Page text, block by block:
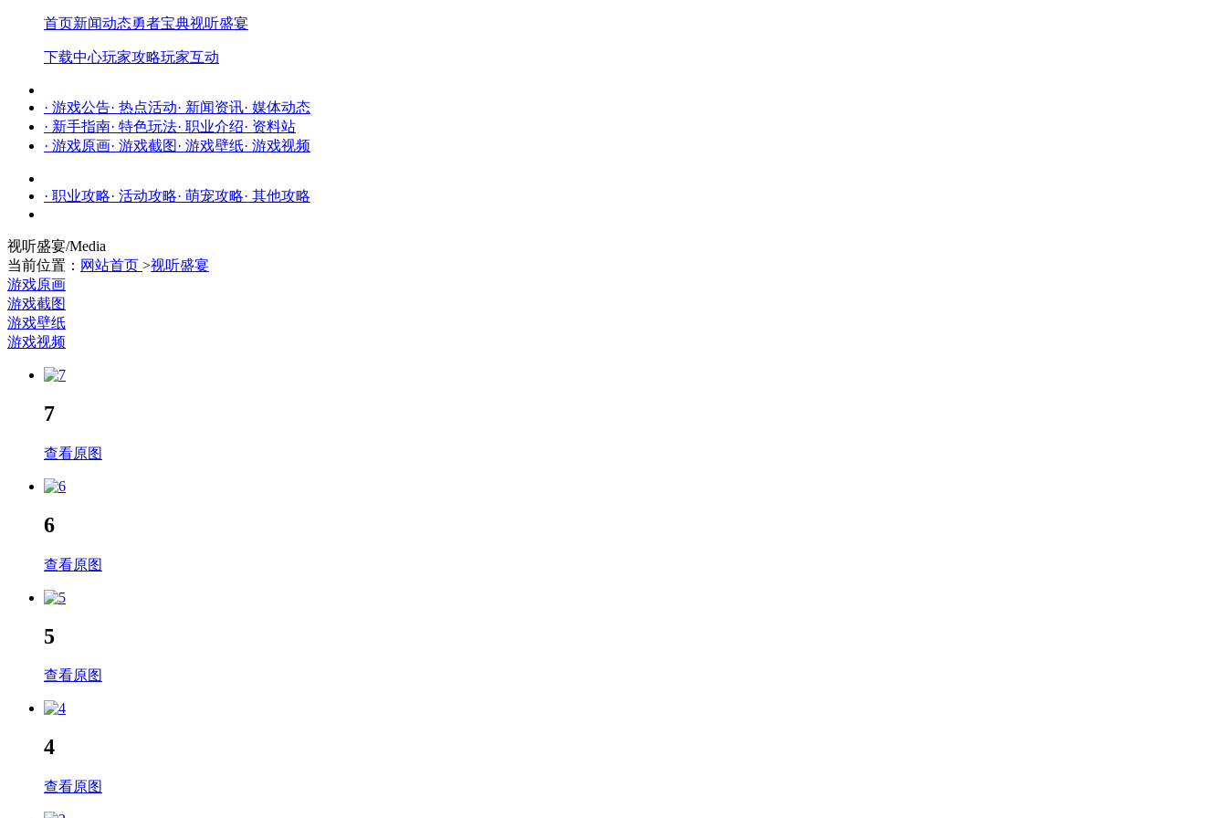
首页新闻动态勇者宝典视听盛宴
下载中心玩家攻略玩家互动
· 游戏公告· 热点活动· 新闻资讯· 媒体动态
· 新手指南· 特色玩法· 职业介绍· 资料站
· 游戏原画· 游戏截图· 游戏壁纸· 游戏视频
· 职业攻略· 活动攻略· 萌宠攻略· 其他攻略
视听盛宴/Media
当前位置： 网站首页 >视听盛宴
游戏原画
游戏截图
游戏壁纸
游戏视频
7
查看原图
6
查看原图
5
查看原图
4
查看原图